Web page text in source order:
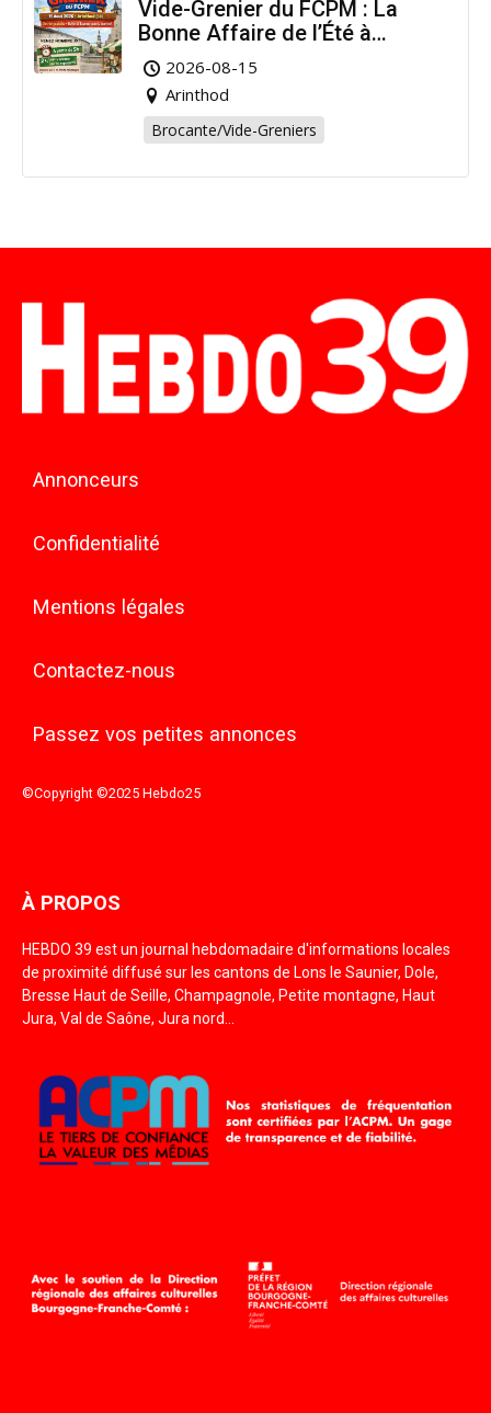
Vide-Grenier du FCPM : La
Bonne Affaire de l’Été à
Arinthod !
2026-08-15
Arinthod
Brocante/Vide-Greniers